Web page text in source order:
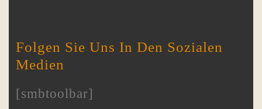
Folgen Sie Uns In Den Sozialen
Medien
[smbtoolbar]